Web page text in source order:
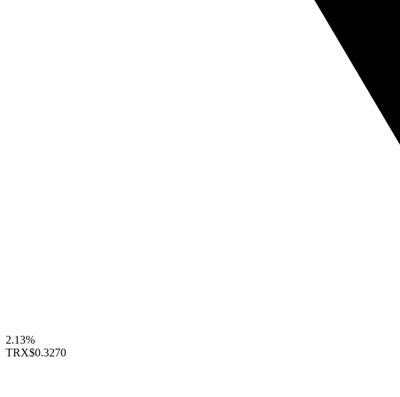
2.13%
TRX$0.3270